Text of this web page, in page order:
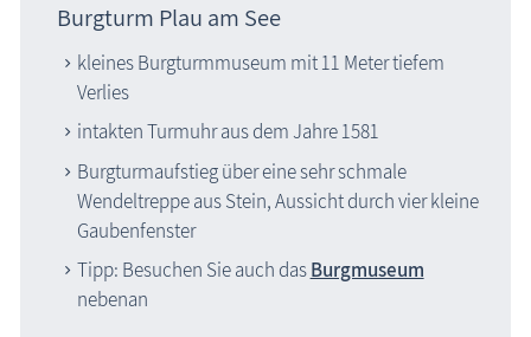
Burgturm Plau am See
kleines Burgturmmuseum mit 11 Meter tiefem
Verlies
intakten Turmuhr aus dem Jahre 1581
Burgturmaufstieg über eine sehr schmale
Wendeltreppe aus Stein, Aussicht durch vier kleine
Gaubenfenster
Tipp: Besuchen Sie auch dasBurgmuseum
nebenan